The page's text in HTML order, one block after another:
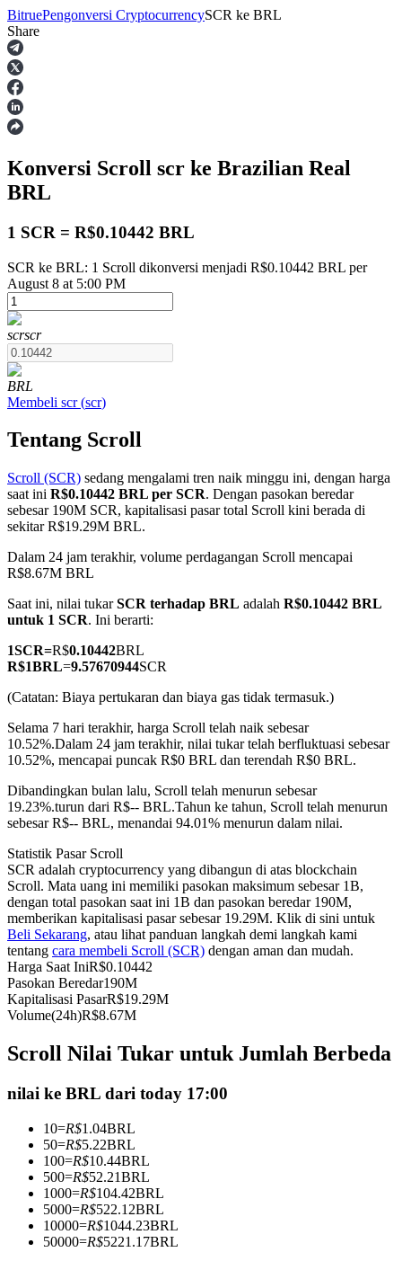
Berjangka
USDT Berjangka
COIN-M Berjangka
Mata Uang Kripto Berjangka
TradFi
Derivatif saham, forex, logam mulia, dan komoditas
USDC Berjangka
Kontrak berjangka menggunakan USDC sebagai jaminannya
Copy Trading
Menjadi Pedagang Salinan
Nikmati pembagian keuntungan dan komisi copy trading
BitruePengonversi CryptocurrencySCR ke BRL
Share
Konversi Scroll scr ke Brazilian Real
BRL
1 SCR = R$0.10442 BRL
SCR ke BRL: 1 Scroll dikonversi menjadi R$0.10442 BRL per
August 8 at 5:00 PM
scrscr
BRL
Membeli scr(scr)
Tentang Scroll
Scroll (SCR) sedang mengalami tren naik minggu ini, dengan harga
saat ini R$0.10442 BRL per SCR. Dengan pasokan beredar
sebesar 190M SCR, kapitalisasi pasar total Scroll kini berada di
sekitar R$19.29M BRL.
Dalam 24 jam terakhir, volume perdagangan Scroll mencapai
R$8.67M BRL
Saat ini, nilai tukarSCR terhadap BRL adalah R$0.10442 BRL
untuk 1 SCR. Ini berarti:
1SCR=R$0.10442BRL
R$1BRL=9.57670944SCR
(Catatan: Biaya pertukaran dan biaya gas tidak termasuk.)
Selama 7 hari terakhir, harga Scroll telah naik sebesar
10.52%.Dalam 24 jam terakhir, nilai tukar telah berfluktuasi sebesar
10.52%, mencapai puncak R$0 BRL dan terendah R$0 BRL.
Dibandingkan bulan lalu, Scroll telah menurun sebesar
19.23%.turun dari R$-- BRL.Tahun ke tahun, Scroll telah menurun
sebesar R$-- BRL, menandai 94.01% menurun dalam nilai.
Statistik Pasar Scroll
SCR adalah cryptocurrency yang dibangun di atas blockchain
Scroll. Mata uang ini memiliki pasokan maksimum sebesar 1B,
dengan total pasokan saat ini 1B dan pasokan beredar 190M,
memberikan kapitalisasi pasar sebesar 19.29M. Klik di sini untuk
Beli Sekarang, atau lihat panduan langkah demi langkah kami
tentang cara membeli Scroll (SCR) dengan aman dan mudah.
Harga Saat IniR$0.10442
Pasokan Beredar190M
Kapitalisasi PasarR$19.29M
Volume(24h)R$8.67M
Scroll Nilai Tukar untuk Jumlah Berbeda
nilai ke BRL dari today 17:00
10=R$1.04BRL
50=R$5.22BRL
100=R$10.44BRL
500=R$52.21BRL
1000=R$104.42BRL
5000=R$522.12BRL
10000=R$1044.23BRL
50000=R$5221.17BRL